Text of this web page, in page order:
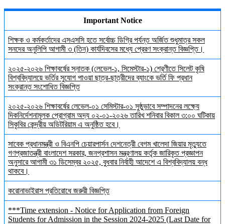
Important Notice
শিক্ষক ও কর্মকর্তাদের এসএসসি হতে সর্বোচ্চ ডিগ্রি পর্যন্ত অর্জিত শুধুমাত্র সকল
সনদের অনুলিপি আগামী ৩ (তিন) কার্যদিবসের মধ্যে প্রেরণ সংক্রান্ত বিজ্ঞপ্তি।
২০২৫-২০২৬ শিক্ষাবর্ষের স্নাতক (লেভেল-১, সিমেস্টার-১) শ্রেণীতে সিলেট কৃষি
বিশ্ববিদ্যালয়ে ভর্তির সুযোগ পাওয়া ছাত্র-ছাত্রীদের ব্যাংকে ভর্তি ফি প্রধান
সংক্রান্ত সংশোধিত বিজ্ঞপ্তি
২০২৫-২০২৬ শিক্ষাবর্ষের লেভেল-০১ সেমিস্টার-০১ সুষ্ঠুভাবে সম্পাদনের লক্ষ্যে
দিকনির্দেশনামূলক প্রোগ্রাম অদ্য ০২-০১-২০২৬ তারিখ শনিবার বিকাল ৩:০০ ঘটিকায়
সিকৃবির কেন্দ্রীয় অডিটরিয়াম এ অনুষ্ঠিত হবে।
সাবেক প্রধানমন্ত্রী ও বিএনপি চেয়ারপার্সন দেশনেত্রী বেগম খালেদা জিয়ার মৃত্যুতে
গণপ্রজাতন্ত্রী বাংলাদেশ সরকার, জনপ্রশাসন মন্ত্রণালয় কর্তৃক জারিকৃত প্রজ্ঞাপন
অনুসারে আগামী ৩১ ডিসেম্বর ২০২৫, বুধবার নির্বাহী আদেশে এ বিশ্ববিদ্যালয় বন্ধ
থাকবে।
করোনাভাইরাস প্রতিরোধে জরুরী বিজ্ঞপ্তি
***Time extension - Notice for Application from Foreign
Students for Admission in the Session 2024-2025 (Last Date for